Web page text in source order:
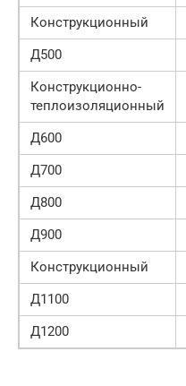
Конструкционный
Д500
Конструкционно-
теплоизоляционный
Д600
Д700
Д800
Д900
Конструкционный
Д1100
Д1200